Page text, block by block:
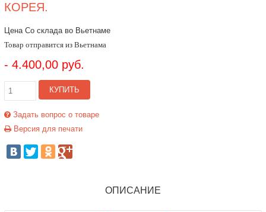
КОРЕЯ.
Цена Со склада во Вьетнаме
Товар отправится из Вьетнама
- 4.400,00 руб.
КУПИТЬ
Задать вопрос о товаре
Версия для печати
ОПИСАНИЕ